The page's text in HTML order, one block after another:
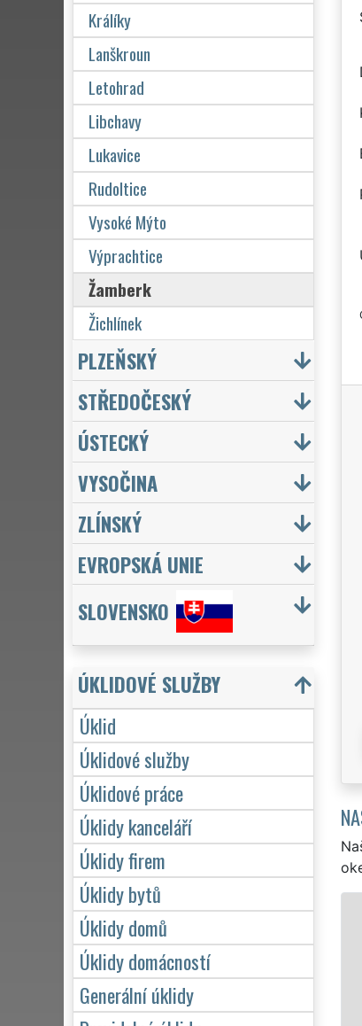
ÚKLID A ÚKLIDOVÉ
Franchisová síť EXTRA
Žamberku profesionální,
Poskytujeme náš servis 24
víkendů či státních svátků.
Králíky
Lanškroun
Letohrad
Libchavy
Lukavice
Rudoltice
Vysoké Mýto
Výprachtice
Žamberk
Žichlínek
PLZEŇSKÝ
STŘEDOČESKÝ
ÚSTECKÝ
VYSOČINA
ZLÍNSKÝ
EVROPSKÁ UNIE
SLOVENSKO
ÚKLIDOVÉ SLUŽBY
Úklid
Úklidové služby
Úklidové práce
Úklidy kanceláří
Úklidy firem
Úklidy bytů
Úklidy domů
Úklidy domácností
Generální úklidy